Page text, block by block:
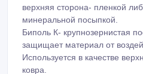
верхняя сторона- пленкой
минеральной посыпкой.
Биполь К- крупнозернистая
защищает материал от
Используется в качестве
ковра.